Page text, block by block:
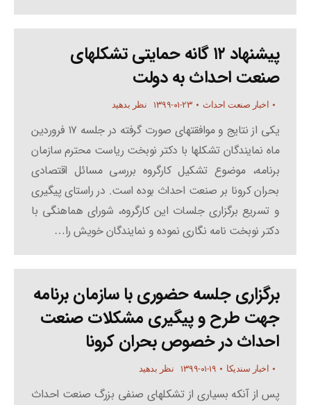
پیشنهاد ۱۲ گانه حمایتی تشکلهای
صنعت احداث به دولت
اخبار صنعت احداث ۱۳۹۹-۰۱-۲۳ نظر بدهید
یکی از نتایج و موافقتهای صورت گرفته در جلسه ۱۷ فروردین
ماه نمایندگان تشکلها با دکتر نوبخت ریاست محترم سازمان
برنامه، موضوع تشکیل کارگروه بررسی مسائل اقتصادی
بحران کرونا بر صنعت احداث بوده است. در راستای پیگیری
و تسریع برگزاری جلسات این کارگروه، شورای هماهنگی با
دکتر نوبخت نامه نگاری نموده و نمایندگان خویش را…
برگزاری جلسه حضوری با سازمان برنامه
جهت طرح و پیگیری مشکلات صنعت
احداث در خصوص بحران کرونا
اخبار سندیکا ۱۳۹۹-۰۱-۱۹ نظر بدهید
پس از آنکه بسیاری از تشکلهای صنفی بزرگ صنعت احداث